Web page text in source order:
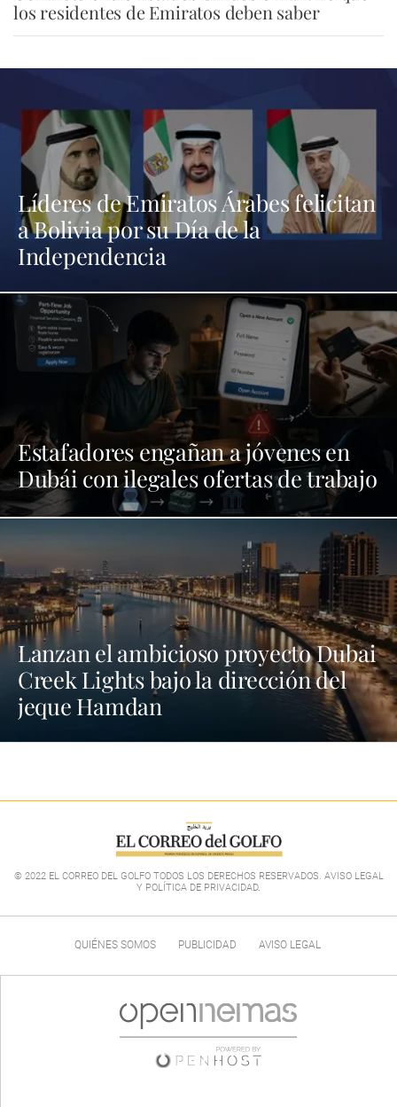
los residentes de Emiratos deben saber
Líderes de Emiratos Árabes felicitan
a Bolivia por su Día de la
Independencia
Estafadores engañan a jóvenes en
Dubái con ilegales ofertas de trabajo
Lanzan el ambicioso proyecto Dubai
Creek Lights bajo la dirección del
jeque Hamdan
© 2022 EL CORREO DEL GOLFO TODOS LOS DERECHOS RESERVADOS. AVISO LEGAL
Y POLÍTICA DE PRIVACIDAD.
QUIÉNES SOMOS PUBLICIDAD AVISO LEGAL